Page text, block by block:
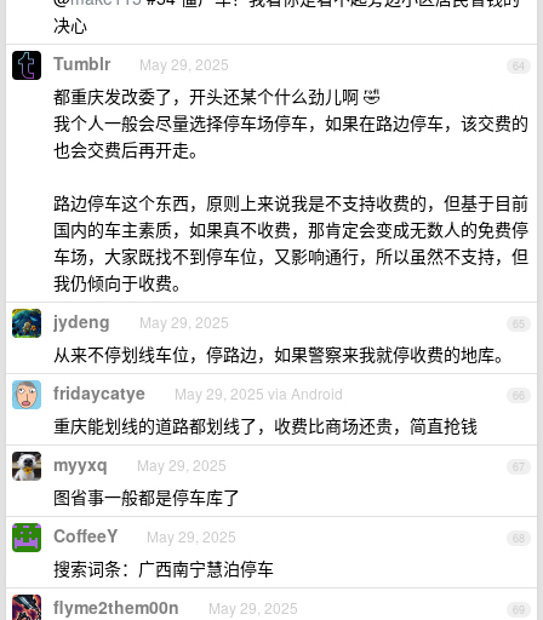
决心
64
Tumblr May 29, 2025
都重庆发改委了，开头还某个什么劲儿啊 🤣
我个人一般会尽量选择停车场停车，如果在路边停车，该交费的
也会交费后再开走。
路边停车这个东西，原则上来说我是不支持收费的，但基于目前
国内的车主素质，如果真不收费，那肯定会变成无数人的免费停
车场，大家既找不到停车位，又影响通行，所以虽然不支持，但
我仍倾向于收费。
65
jydeng May 29, 2025
从来不停划线车位，停路边，如果警察来我就停收费的地库。
66
fridaycatye May 29, 2025 via Android
重庆能划线的道路都划线了，收费比商场还贵，简直抢钱
67
myyxq May 29, 2025
图省事一般都是停车库了
68
CoffeeY May 29, 2025
搜索词条：广西南宁慧泊停车
69
flyme2them00n May 29, 2025